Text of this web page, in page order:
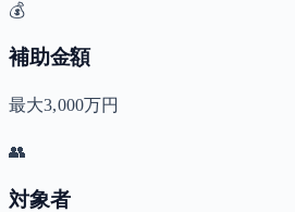
💰
補助金額
最大3,000万円
👥
対象者